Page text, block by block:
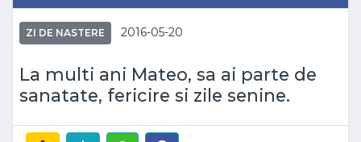
ZI DE NASTERE 2016-05-20
La multi ani Mateo, sa ai parte de
sanatate, fericire si zile senine.